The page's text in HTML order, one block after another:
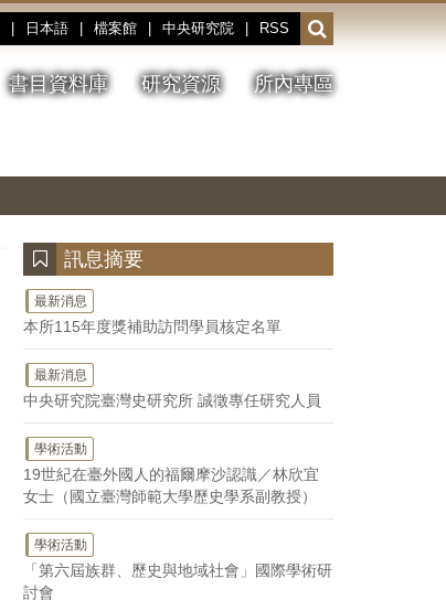
日本語 檔案館 中央研究院 RSS
開
啟
或
收
書目資料庫 研究資源 所內專區
停、
圖
圖
結
訊息摘要
最新消息
本所115年度獎補助訪問學員核定名單
最新消息
中央研究院臺灣史研究所 誠徵專任研究人員
學術活動
19世紀在臺外國人的福爾摩沙認識／林欣宜
女士（國立臺灣師範大學歷史學系副教授）
學術活動
「第六屆族群、歷史與地域社會」國際學術研
討會